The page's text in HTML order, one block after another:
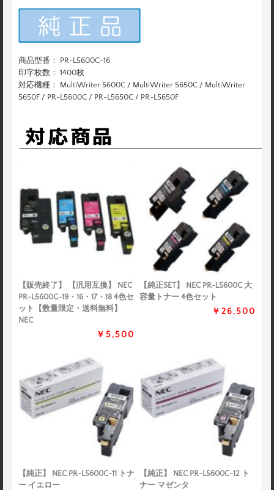
商品型番： PR-L5600C-16
印字枚数： 1400枚
対応機種： MultiWriter 5600C / MultiWriter 5650C / MultiWriter
5650F / PR-L5600C / PR-L5650C / PR-L5650F
【販売終了】 【汎用互換】 NEC
PR-L5600C-19・16・17・18 4色セ
ット【数量限定・送料無料】
NEC
￥5,500
【純正SET】 NEC PR-L5600C 大
容量トナー 4色セット
￥26,500
【純正】 NEC PR-L5600C-11 トナ
ー イエロー
【純正】 NEC PR-L5600C-12 ト
ナー マゼンタ